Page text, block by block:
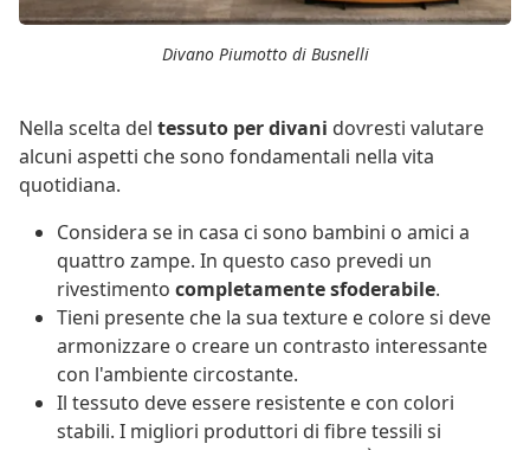
Divano Piumotto di Busnelli
Nella scelta del tessuto per divani dovresti valutare
alcuni aspetti che sono fondamentali nella vita
quotidiana.
Considera se in casa ci sono bambini o amici a
quattro zampe. In questo caso prevedi un
rivestimento completamente sfoderabile.
Tieni presente che la sua texture e colore si deve
armonizzare o creare un contrasto interessante
con l'ambiente circostante.
Il tessuto deve essere resistente e con colori
stabili. I migliori produttori di fibre tessili si